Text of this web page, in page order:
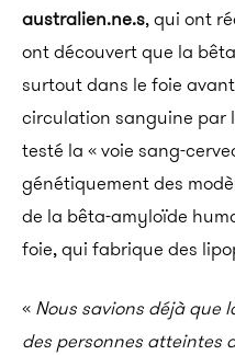
australien.ne.s, qui ont
ont découvert que la
surtout dans le foie
circulation sanguine par
testé la « voie sang-
génétiquement des
de la bêta-amyloïde
foie, qui fabrique des
« Nous savions déjà
des personnes atteintes